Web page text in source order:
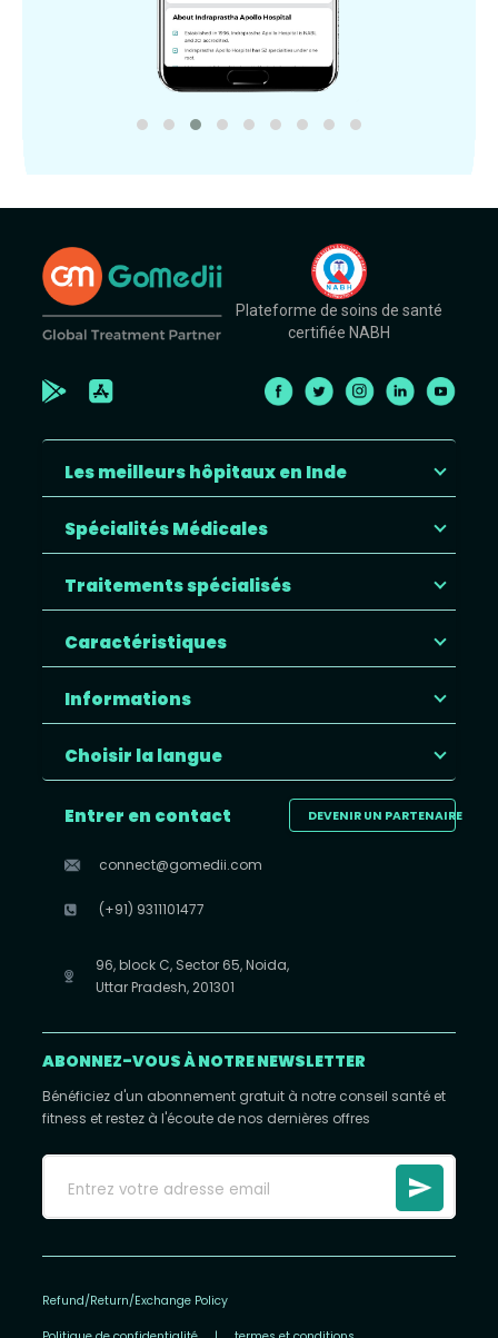
Plateforme de soins de santé
certifiée NABH
Les meilleurs hôpitaux en Inde
Spécialités Médicales
Traitements spécialisés
Caractéristiques
Informations
Choisir la langue
DEVENIR UN PARTENAIRE
Entrer en contact
connect@gomedii.com
(+91) 9311101477
96, block C, Sector 65, Noida,
Uttar Pradesh, 201301
ABONNEZ-VOUS À NOTRE NEWSLETTER
Bénéficiez d'un abonnement gratuit à notre conseil santé et
fitness et restez à l'écoute de nos dernières offres
Refund/Return/Exchange Policy